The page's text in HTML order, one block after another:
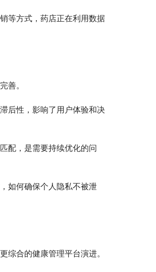
等方式，药店正在利用数据
善。
后性，影响了用户体验和决
配，是需要持续优化的问
如何确保个人隐私不被泄
综合的健康管理平台演进。